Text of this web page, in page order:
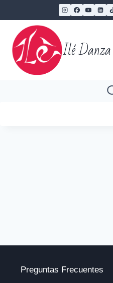
Ilé Danza
Preguntas Frecuentes